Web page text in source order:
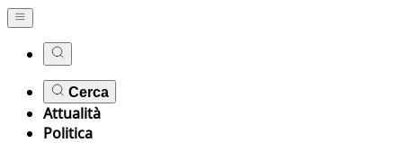
Cerca
Attualità
Politica